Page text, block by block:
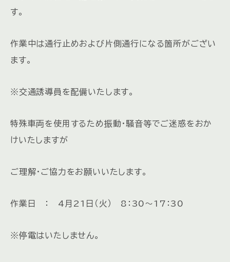
す。
作業中は通行止めおよび片側通行になる箇所がござい
ます。
※交通誘導員を配備いたします。
特殊車両を使用するため振動・騒音等でご迷惑をおか
けいたしますが
ご理解・ご協力をお願いいたします。
作業日 ： 4月21日（火） 8：30～17：30
※停電はいたしません。